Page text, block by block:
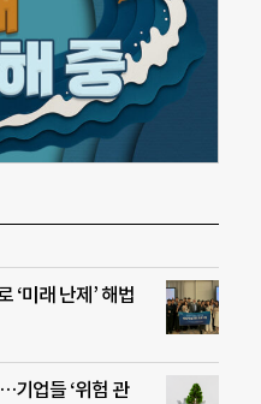
‘미래 난제’ 해법
기업들 ‘위험 관